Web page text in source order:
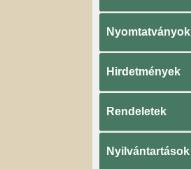
Nyomtatványok
Hirdetmények
Rendeletek
Nyilvántartások